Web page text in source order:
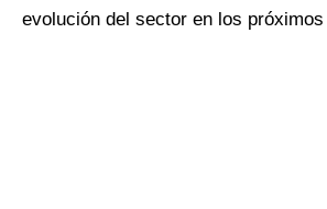
evolución del sector en los próximos